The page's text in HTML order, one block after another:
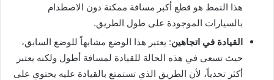
هذا النمط هو قطع أكبر مسافة ممكنة دون الاصطدام
بالسيارات الموجودة على طول الطريق.
القيادة في اتجاهين: يعتبر هذا الوضع مشابهاً للوضع السابق،
حيث تسعى في هذه الحالة للقيادة لمسافة أطول ولكنه يعتبر
أكثر تحدياً، لأن الطريق الذي تستمتع بالقيادة عليه يحتوي على